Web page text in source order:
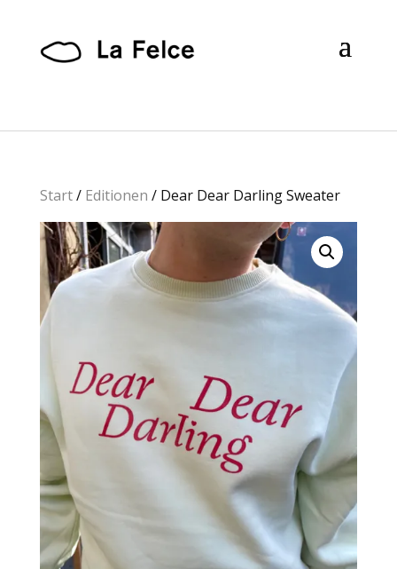
Start/ Editionen / Dear Dear Darling Sweater